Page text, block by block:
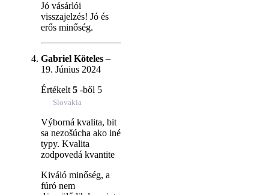
Jó vásárlói
visszajelzés! Jó és
erős minőség.
Gabriel Köteles –
19. Június 2024
Értékelt 5 -ből 5
Slovakia
Výborná kvalita, bit
sa nezošúcha ako iné
typy. Kvalita
zodpovedá kvantite
Kiváló minőség, a
fúró nem